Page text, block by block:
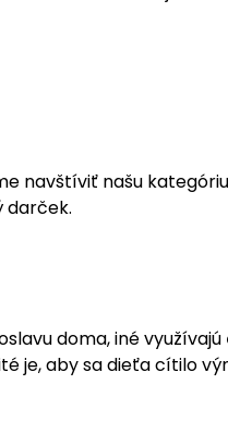
navštíviť našu kategóriu
darček.
doma, iné využívajú
je, aby sa dieťa cítilo